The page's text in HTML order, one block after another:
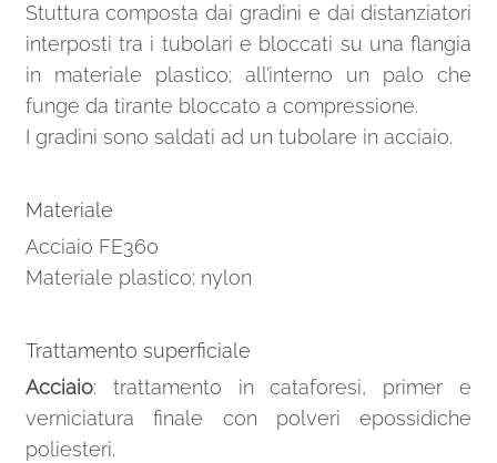
Stuttura composta dai gradini e dai distanziatori
interposti tra i tubolari e bloccati su una flangia
in materiale plastico; all’interno un palo che
funge da tirante bloccato a compressione.
I gradini sono saldati ad un tubolare in acciaio.
Materiale
Acciaio FE360
Materiale plastico: nylon
Trattamento superficiale
Acciaio: trattamento in cataforesi, primer e
verniciatura finale con polveri epossidiche
poliesteri.